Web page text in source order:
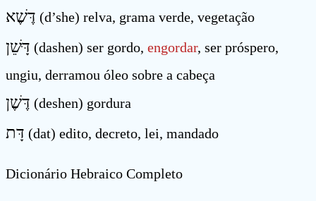
דֶּשֶׁא (d’she) relva, grama verde, vegetação
דָּּשֵׁן (dashen) ser gordo, engordar, ser próspero,
ungiu, derramou óleo sobre a cabeça
דֶּשֶׁן (deshen) gordura
דָּת (dat) edito, decreto, lei, mandado
Dicionário Hebraico Completo